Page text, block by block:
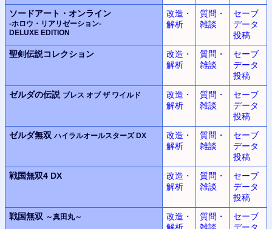
ソードアート・オンライン
-ホロウ・リアリゼーション-
DELUXE EDITION
改造・
解析
質問・
雑談
セーブ
データ
投稿
聖剣伝説コレクション
改造・
解析
質問・
雑談
セーブ
データ
投稿
ゼルダの伝説 ブレス オブ ザ ワイルド
改造・
解析
質問・
雑談
セーブ
データ
投稿
ゼルダ無双 ハイラルオールスターズ DX
改造・
解析
質問・
雑談
セーブ
データ
投稿
戦国無双4 DX
改造・
解析
質問・
雑談
セーブ
データ
投稿
戦国無双 ～真田丸～
改造・
解析
質問・
雑談
セーブ
データ